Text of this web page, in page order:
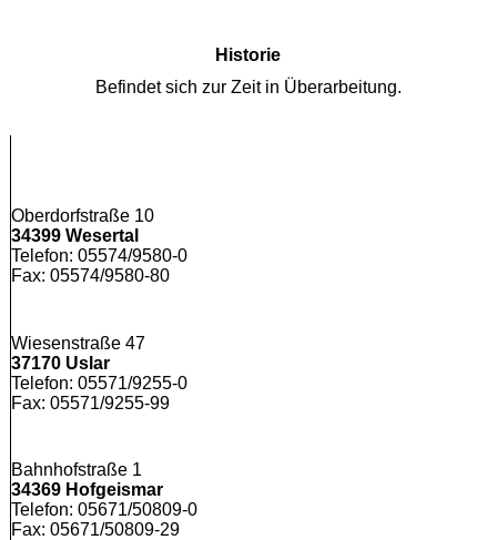
Historie
Befindet sich zur Zeit in Überarbeitung.
Oberdorfstraße 10
34399 Wesertal
Telefon: 05574/9580-0
Fax: 05574/9580-80
Wiesenstraße 47
37170 Uslar
Telefon: 05571/9255-0
Fax: 05571/9255-99
Bahnhofstraße 1
34369 Hofgeismar
Telefon: 05671/50809-0
Fax: 05671/50809-29